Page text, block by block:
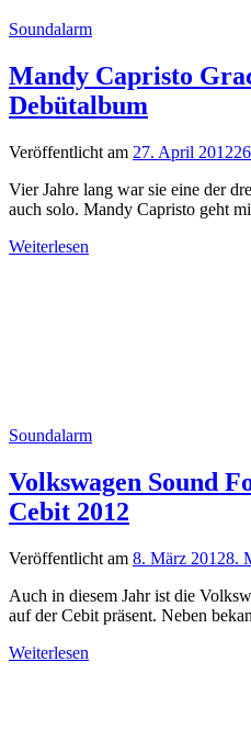
Soundalarm
Mandy Capristo
Debütalbum
Veröffentlicht am 27. April 2012
Vier Jahre lang war sie eine der
auch solo. Mandy Capristo geht
Weiterlesen
Soundalarm
Volkswagen Sound
Cebit 2012
Veröffentlicht am 8. März 20128.
Auch in diesem Jahr ist die
auf der Cebit präsent. Neben
Weiterlesen